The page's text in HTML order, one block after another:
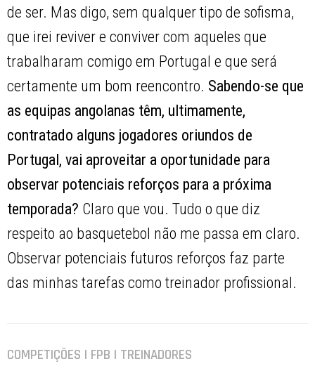
de ser. Mas digo, sem qualquer tipo de sofisma,
que irei reviver e conviver com aqueles que
trabalharam comigo em Portugal e que será
certamente um bom reencontro. Sabendo-se que
as equipas angolanas têm, ultimamente,
contratado alguns jogadores oriundos de
Portugal, vai aproveitar a oportunidade para
observar potenciais reforços para a próxima
temporada? Claro que vou. Tudo o que diz
respeito ao basquetebol não me passa em claro.
Observar potenciais futuros reforços faz parte
das minhas tarefas como treinador profissional.
COMPETIÇÕES | FPB | TREINADORES